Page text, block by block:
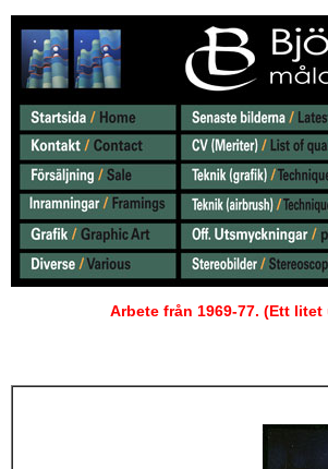
Arbete från 1969-77. (Ett